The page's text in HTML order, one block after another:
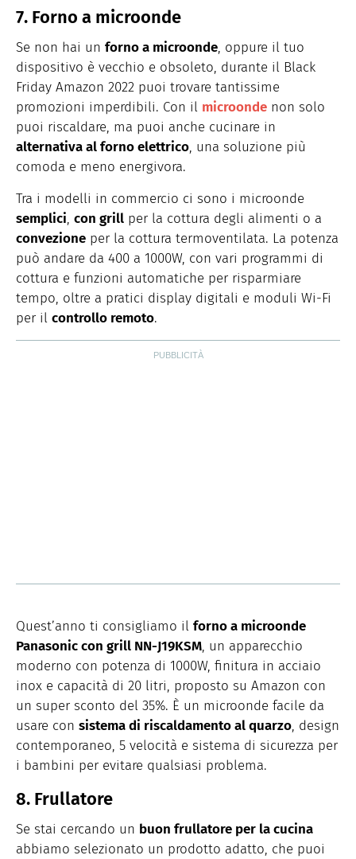
7. Forno a microonde
Se non hai un forno a microonde, oppure il tuo
dispositivo è vecchio e obsoleto, durante il Black
Friday Amazon 2022 puoi trovare tantissime
promozioni imperdibili. Con il microonde non solo
puoi riscaldare, ma puoi anche cucinare in
alternativa al forno elettrico, una soluzione più
comoda e meno energivora.
Tra i modelli in commercio ci sono i microonde
semplici, con grill per la cottura degli alimenti o a
convezione per la cottura termoventilata. La potenza
può andare da 400 a 1000W, con vari programmi di
cottura e funzioni automatiche per risparmiare
tempo, oltre a pratici display digitali e moduli Wi-Fi
per il controllo remoto.
Quest’anno ti consigliamo il forno a microonde
Panasonic con grill NN-J19KSM, un apparecchio
moderno con potenza di 1000W, finitura in acciaio
inox e capacità di 20 litri, proposto su Amazon con
un super sconto del 35%. È un microonde facile da
usare con sistema di riscaldamento al quarzo, design
contemporaneo, 5 velocità e sistema di sicurezza per
i bambini per evitare qualsiasi problema.
8. Frullatore
Se stai cercando un buon frullatore per la cucina
abbiamo selezionato un prodotto adatto, che puoi